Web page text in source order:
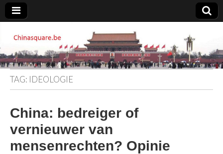
Chinasquare.be
TAG: IDEOLOGIE
China: bedreiger of
vernieuwer van
mensenrechten? Opinie